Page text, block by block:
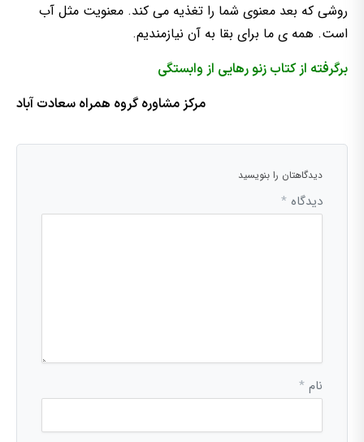
روشی که بعد معنوی شما را تغذیه می کند. معنویت مثل آب
است. همه ی ما برای بقا به آن نیازمندیم.
برگرفته از کتاب زنو رهایی از وابستگی
مرکز مشاوره گروه همراه سعادت آباد
دیدگاهتان را بنویسید
دیدگاه *
نام *